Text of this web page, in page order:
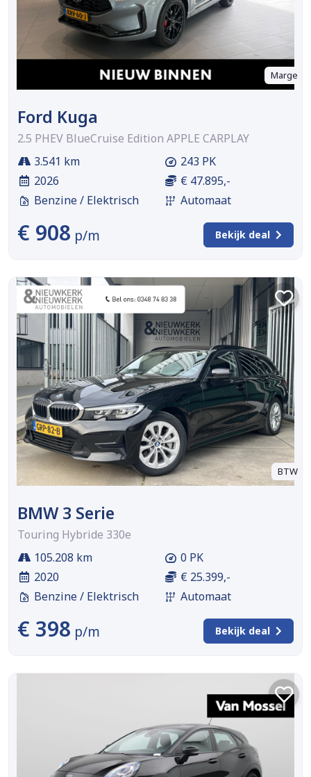
Marge
Ford Kuga
2.5 PHEV BlueCruise Edition APPLE CARPLAY
3.541 km
2026
Benzine / Elektrisch
243 PK
€ 47.895,-
Automaat
€ 908 p/m Bekijk deal
BTW
BMW 3 Serie
Touring Hybride 330e
105.208 km
2020
Benzine / Elektrisch
0 PK
€ 25.399,-
Automaat
€ 398 p/m Bekijk deal